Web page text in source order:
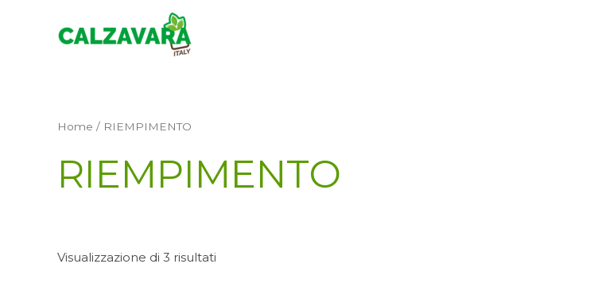
Home / RIEMPIMENTO
RIEMPIMENTO
Visualizzazione di 3 risultati